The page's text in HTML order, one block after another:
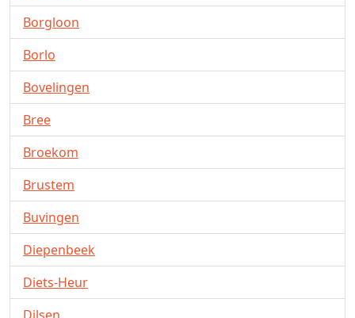
Borgloon
Borlo
Bovelingen
Bree
Broekom
Brustem
Buvingen
Diepenbeek
Diets-Heur